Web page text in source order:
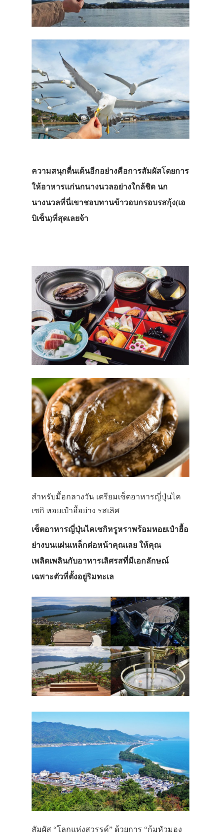
ความสนุกตื่นเต้นอีกอย่างคือการสัมผัสโดยการ
ให้อาหารแก่นกนางนวลอย่างใกล้ชิด นก
นางนวลที่นี่เขาชอบทานข้าวอบกรอบรสกุ้ง(เอ
บิเซ็น)ที่สุดเลยจ้า
สำหรับมื้อกลางวัน เตรียมเซ็ตอาหารญี่ปุ่นไค
เซกิ หอยเป๋าฮื้อย่าง รสเลิศ
เซ็ตอาหารญี่ปุ่นไคเซกิหรูหราพร้อมหอยเป๋าฮื้อ
ย่างบนแผ่นเหล็กต่อหน้าคุณเลย ให้คุณ
เพลิดเพลินกับอาหารเลิศรสที่มีเอกลักษณ์
เฉพาะตัวที่ตั้งอยู่ริมทะเล
สัมผัส “โลกแห่งสวรรค์” ด้วยการ “ก้มหัวมอง